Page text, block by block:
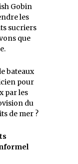
Gobin
les
sucriers
que
bateaux
pour
par les
du
de mer ?